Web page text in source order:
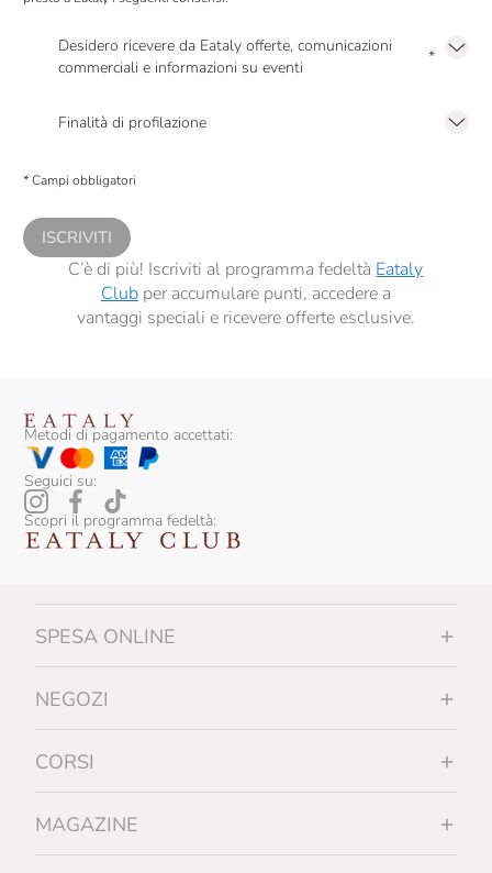
Desidero ricevere da Eataly offerte, comunicazioni
commerciali e informazioni su eventi
*
Finalità di profilazione
comunicazioni commerciali personalizzate, in caso di consenso prestato ai
* Campi obbligatori
ISCRIVITI
C’è di più! Iscriviti al programma fedeltà Eataly
Clubper accumulare punti, accedere a
vantaggi speciali e ricevere offerte esclusive.
Metodi di pagamento accettati:
Seguici su:
Scopri il programma fedeltà:
SPESA ONLINE
NEGOZI
CORSI
MAGAZINE